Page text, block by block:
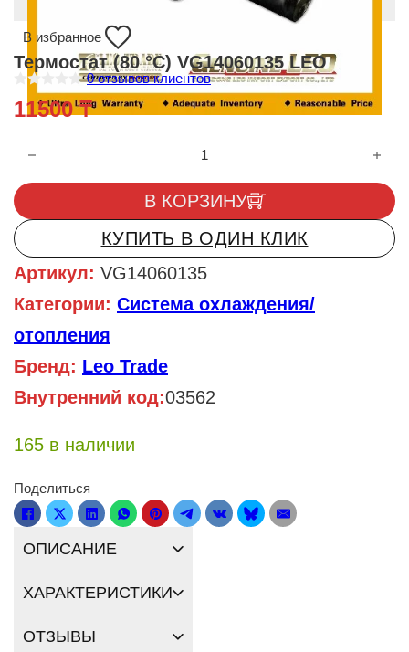
В избранное
Термостат (80 °C) VG14060135 LEO
ц
е
и
з
5
0отзывов клиентов
11500₸
Количество товара Термостат (80 °C) VG14060135 LEO
В КОРЗИНУ
КУПИТЬ В ОДИН КЛИК
Артикул: VG14060135
Категории: Система охлаждения/
отопления
Бренд: Leo Trade
Внутренний код:03562
165 в наличии
Поделиться
ОПИСАНИЕ
ХАРАКТЕРИСТИКИ
ОТЗЫВЫ